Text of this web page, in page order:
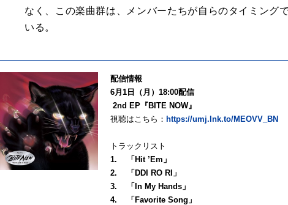
なく、この楽曲群は、メンバーたちが自らのタイミング
いる。
配信情報
6月1日（月）18:00配信
2nd EP『BITE NOW』
視聴はこちら： https://umj.lnk.to/MEOVV_BN
トラックリスト
1. 「Hit ’Em」
2. 「DDI RO RI」
3. 「In My Hands」
4. 「Favorite Song」